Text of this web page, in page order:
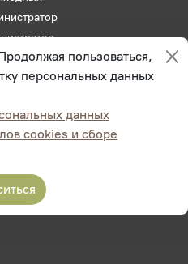
директор
пользоваться,
персональных данных
данных
cookies и сборе